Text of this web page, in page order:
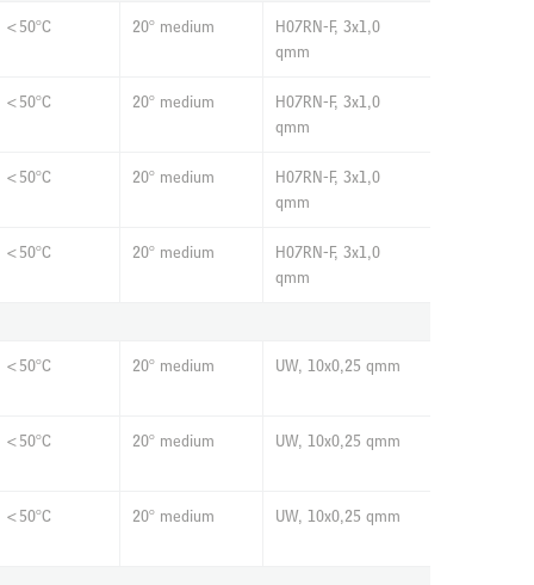
<50°C 20° medium
H07RN-F, 3x1,0
qmm
<50°C 20° medium
H07RN-F, 3x1,0
qmm
<50°C 20° medium
H07RN-F, 3x1,0
qmm
<50°C 20° medium
H07RN-F, 3x1,0
qmm
<50°C 20° medium UW, 10x0,25 qmm
<50°C 20° medium UW, 10x0,25 qmm
<50°C 20° medium UW, 10x0,25 qmm